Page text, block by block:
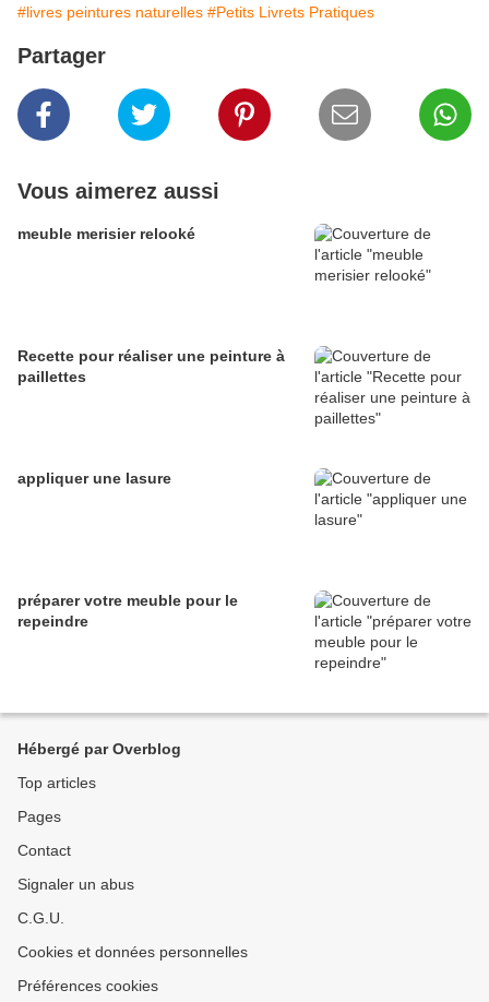
#livres peintures naturelles #Petits Livrets Pratiques
Partager
Vous aimerez aussi
meuble merisier relooké
Recette pour réaliser une peinture à
paillettes
appliquer une lasure
préparer votre meuble pour le
repeindre
Hébergé par Overblog
Top articles
Pages
Contact
Signaler un abus
C.G.U.
Cookies et données personnelles
Préférences cookies